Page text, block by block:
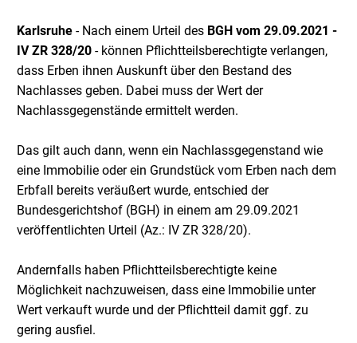
Karlsruhe - Nach einem Urteil des BGH vom 29.09.2021 -
IV ZR 328/20 - können Pflichtteilsberechtigte verlangen,
dass Erben ihnen Auskunft über den Bestand des
Nachlasses geben. Dabei muss der Wert der
Nachlassgegenstände ermittelt werden.
Das gilt auch dann, wenn ein Nachlassgegenstand wie
eine Immobilie oder ein Grundstück vom Erben nach dem
Erbfall bereits veräußert wurde, entschied der
Bundesgerichtshof (BGH) in einem am 29.09.2021
veröffentlichten Urteil (Az.: IV ZR 328/20).
Andernfalls haben Pflichtteilsberechtigte keine
Möglichkeit nachzuweisen, dass eine Immobilie unter
Wert verkauft wurde und der Pflichtteil damit ggf. zu
gering ausfiel.